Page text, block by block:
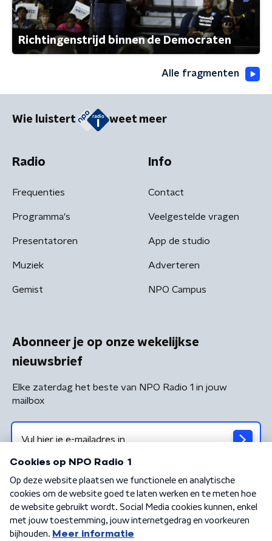
Richtingenstrijd binnen de Democraten
Alle fragmenten
Wie luistert weet meer
Radio
Frequenties
Programma's
Presentatoren
Muziek
Gemist
Info
Contact
Veelgestelde vragen
App de studio
Adverteren
NPO Campus
Abonneer je op onze wekelijkse
nieuwsbrief
Elke zaterdag het beste van NPO Radio 1 in jouw
mailbox
Algemene voorwaarden